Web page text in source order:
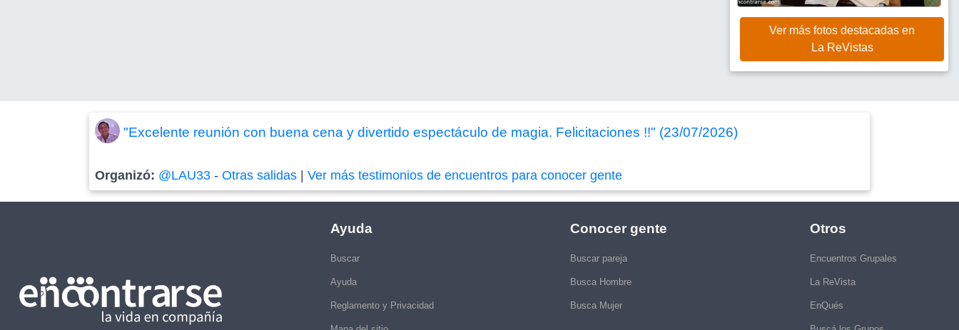
Ver más fotos destacadas en
La ReVistas
"Excelente reunión con buena cena y divertido espectáculo de magia. Felicitaciones !!" (23/07/2026)
Organizó: @LAU33 -Otras salidas |Ver más testimonios de encuentros para conocer gente
Ayuda
Buscar
Ayuda
Reglamento y Privacidad
Conocer gente
Buscar pareja
Busca Hombre
Busca Mujer
Otros
Encuentros Grupales
La ReVista
EnQués